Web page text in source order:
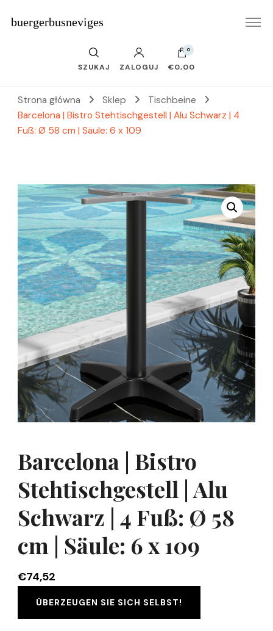
buergerbusneviges
SZUKAJ ZALOGUJ
0
€0,00
Strona główna Sklep
Tischbeine
Barcelona | Bistro Stehtischgestell | Alu Schwarz | 4
Fuß: Ø 58 cm | Säule: 6 x 109
Barcelona | Bistro
Stehtischgestell | Alu
Schwarz | 4 Fuß: Ø 58
cm | Säule: 6 x 109
€74,52
ÜBERZEUGEN SIE SICH SELBST!